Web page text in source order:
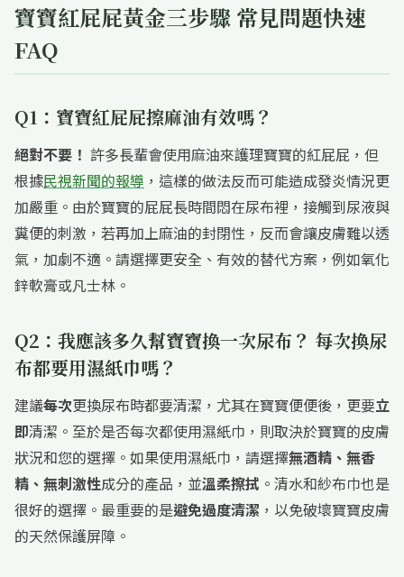
寶寶紅屁屁黃金三步驟 常見問題快速
FAQ
Q1：寶寶紅屁屁擦麻油有效嗎？
絕對不要！ 許多長輩會使用麻油來護理寶寶的紅屁屁，但
根據民視新聞的報導 ，這樣的做法反而可能造成發炎情況更
加嚴重。由於寶寶的屁屁長時間悶在尿布裡，接觸到尿液與
糞便的刺激，若再加上麻油的封閉性，反而會讓皮膚難以透
氣，加劇不適。請選擇更安全、有效的替代方案，例如氧化
鋅軟膏或凡士林。
Q2：我應該多久幫寶寶換一次尿布？ 每次換尿
布都要用濕紙巾嗎？
建議每次更換尿布時都要清潔，尤其在寶寶便便後，更要立
即清潔。至於是否每次都使用濕紙巾，則取決於寶寶的皮膚
狀況和您的選擇。如果使用濕紙巾，請選擇無酒精、無香
精、無刺激性成分的產品，並溫柔擦拭 。清水和紗布巾也是
很好的選擇。最重要的是避免過度清潔 ，以免破壞寶寶皮膚
的天然保護屏障。